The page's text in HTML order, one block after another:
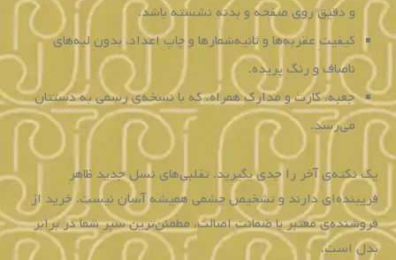
و دقیق روی صفحه و بدنه نشسته باشد.
کیفیتِ عقربه‌ها و ثانیه‌شمارها و چاپِ اعداد، بدونِ لبه‌های
ناصاف و رنگِ پریده.
جعبه، کارت و مدارکِ همراه، که با نسخه‌ی رسمی به دستتان
می‌رسد.
یک نکته‌ی آخر را جدی بگیرید. تقلبی‌های نسلِ جدید ظاهرِ
فریبنده‌ای دارند و تشخیصِ چشمی همیشه آسان نیست. خرید از
فروشنده‌ی معتبر با ضمانتِ اصالت، مطمئن‌ترین سپرِ شما در برابرِ
بدل است.